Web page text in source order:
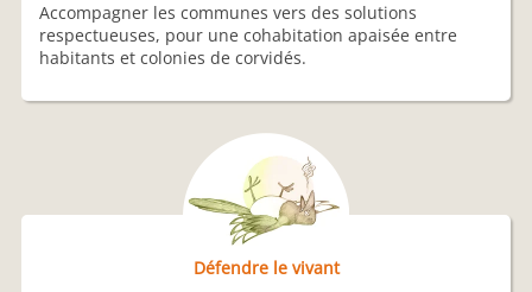
Accompagner les communes vers des solutions
respectueuses, pour une cohabitation apaisée entre
habitants et colonies de corvidés.
Défendre le vivant